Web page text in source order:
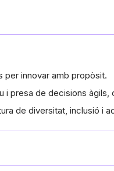
per innovar amb propòsit.
i presa de decisions àgils,
de diversitat, inclusió i